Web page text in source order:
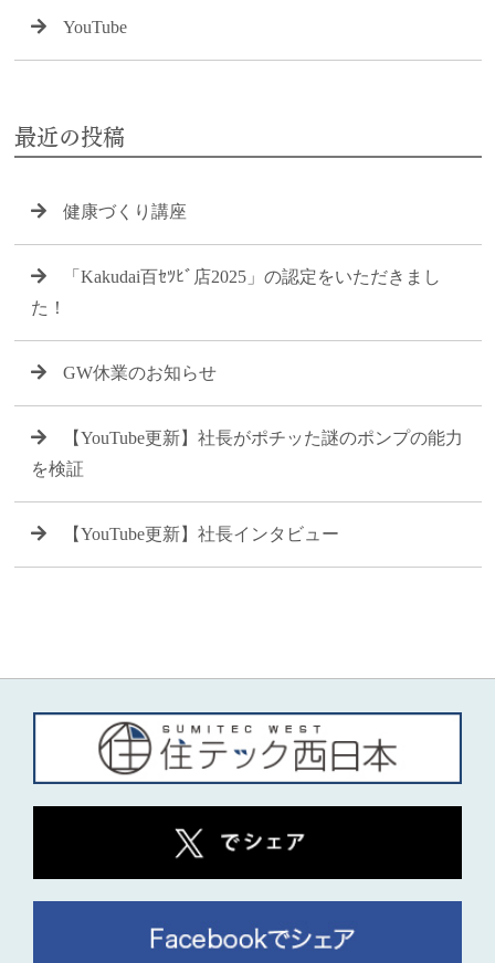
YouTube
最近の投稿
健康づくり講座
「Kakudai百ｾﾂﾋﾞ店2025」の認定をいただきまし
た！
GW休業のお知らせ
【YouTube更新】社長がポチッた謎のポンプの能力
を検証
【YouTube更新】社長インタビュー